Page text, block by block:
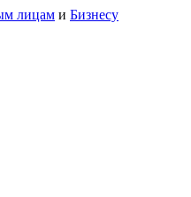
лицам и Бизнесу